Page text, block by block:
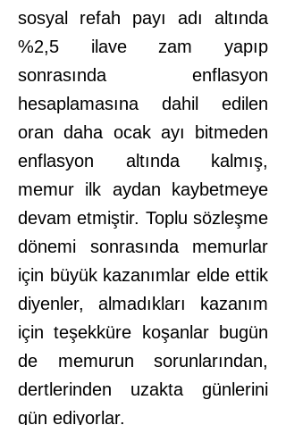
sosyal refah payı adı altında
%2,5 ilave zam yapıp
sonrasında enflasyon
hesaplamasına dahil edilen
oran daha ocak ayı bitmeden
enflasyon altında kalmış,
memur ilk aydan kaybetmeye
devam etmiştir. Toplu sözleşme
dönemi sonrasında memurlar
için büyük kazanımlar elde ettik
diyenler, almadıkları kazanım
için teşekküre koşanlar bugün
de memurun sorunlarından,
dertlerinden uzakta günlerini
gün ediyorlar.